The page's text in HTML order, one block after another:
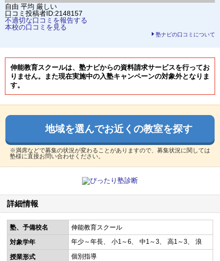
自由 平均 厳しい
口コミ投稿者ID:2148157
不適切な口コミを報告する
本校の口コミを見る
塾ナビの口コミについて
伸能教育スクールは、塾ナビからの資料請求サービスを行ってお
りません。また現在実施中の入塾キャンペーンの対象外となりま
す。
地域を選んでお近くの教室を探す
※満席などで募集の状況が変わることがありますので、募集状況に関しては
塾様に直接お問い合わせください。
詳細情報
塾、予備校名
伸能教育スクール
対象学年
年少～年長 小1～6 中1～3 高1～3 浪
授業形式 個別指導